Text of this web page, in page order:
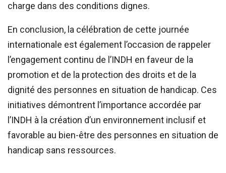
charge dans des conditions dignes.
En conclusion, la célébration de cette journée
internationale est également l’occasion de rappeler
l’engagement continu de l’INDH en faveur de la
promotion et de la protection des droits et de la
dignité des personnes en situation de handicap. Ces
initiatives démontrent l’importance accordée par
l’INDH à la création d’un environnement inclusif et
favorable au bien-être des personnes en situation de
handicap sans ressources.